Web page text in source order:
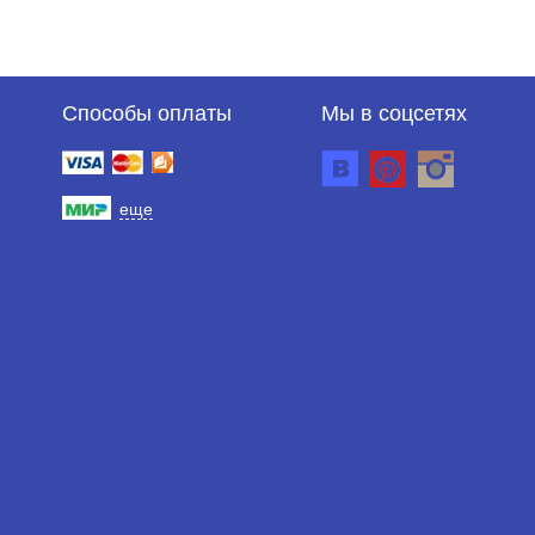
Способы оплаты
еще
Мы в соцсетях